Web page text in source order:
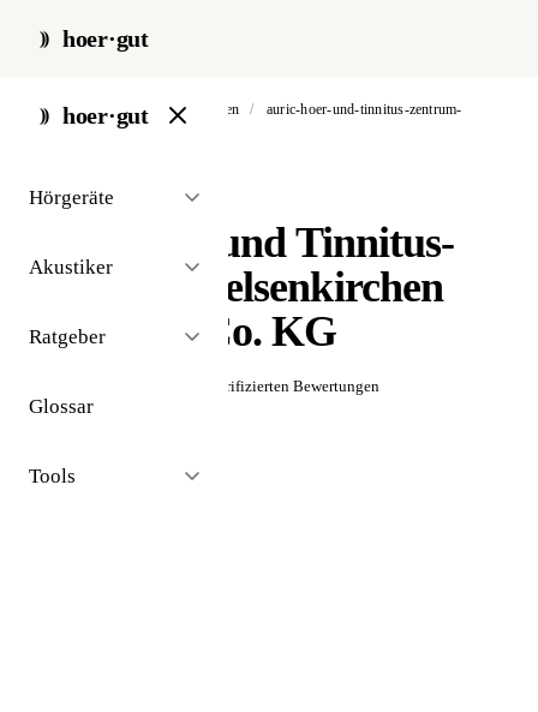
hoer·gut
hoer·gut
Hörgeräte
Akustiker
Ratgeber
Glossar
Tools
start / akustiker / gelsenkirchen /
auric-hoer-und-tinnitus-zentrum-
gelsenkirchen-gmbh-co-kg
// akustiker · gelsenkirchen
auric Hör- und Tinnitus-
Zentrum Gelsenkirchen
GmbH & Co. KG
Noch keine verifizierten Bewertungen